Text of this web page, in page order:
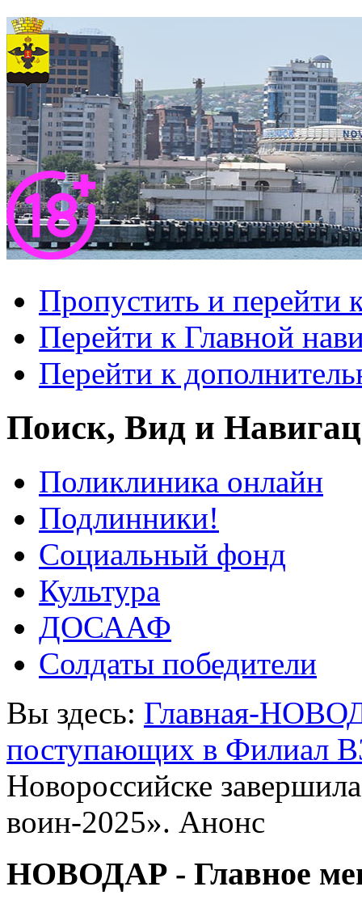
Пропустить и перейти
Перейти к Главной
Перейти к
Поиск, Вид и
Поликлиника онлайн
Подлинники!
Социальный фонд
Культура
ДОСААФ
Солдаты победители
Вы здесь: Главная-
поступающих в Филиал
Новороссийске
воин-2025». Анонс
НОВОДАР - Главное